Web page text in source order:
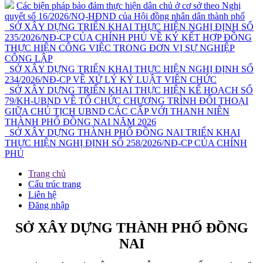
Các biện pháp bảo đảm thực hiện dân chủ ở cơ sở theo Nghị
quyết số 16/2026/NQ-HĐND của Hội đồng nhân dân thành phố
SỞ XÂY DỰNG TRIỂN KHAI THỰC HIỆN NGHỊ ĐỊNH SỐ
235/2026/NĐ-CP CỦA CHÍNH PHỦ VỀ KÝ KẾT HỢP ĐỒNG
THỰC HIỆN CÔNG VIỆC TRONG ĐƠN VỊ SỰ NGHIỆP
CÔNG LẬP
SỞ XÂY DỰNG TRIỂN KHAI THỰC HIỆN NGHỊ ĐỊNH SỐ
234/2026/NĐ-CP VỀ XỬ LÝ KỶ LUẬT VIÊN CHỨC
SỞ XÂY DỰNG TRIỂN KHAI THỰC HIỆN KẾ HOẠCH SỐ
79/KH-UBND VỀ TỔ CHỨC CHƯƠNG TRÌNH ĐỐI THOẠI
GIỮA CHỦ TỊCH UBND CÁC CẤP VỚI THANH NIÊN
THÀNH PHỐ ĐỒNG NAI NĂM 2026
SỞ XÂY DỰNG THÀNH PHỐ ĐỒNG NAI TRIỂN KHAI
THỰC HIỆN NGHỊ ĐỊNH SỐ 258/2026/NĐ-CP CỦA CHÍNH
PHỦ
Trang chủ
Cấu trúc trang
Liên hệ
Đăng nhập
SỞ XÂY DỰNG THÀNH PHỐ ĐỒNG
NAI